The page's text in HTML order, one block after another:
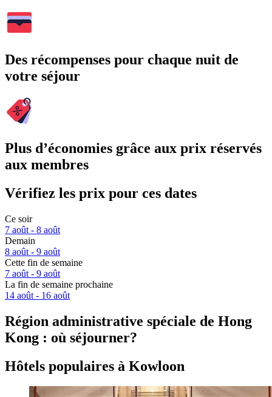
Des récompenses pour chaque nuit de
votre séjour
Plus d’économies grâce aux prix réservés
aux membres
Vérifiez les prix pour ces dates
Ce soir
7 août - 8 août
Demain
8 août - 9 août
Cette fin de semaine
7 août - 9 août
La fin de semaine prochaine
14 août - 16 août
Région administrative spéciale de Hong
Kong : où séjourner?
Hôtels populaires à Kowloon